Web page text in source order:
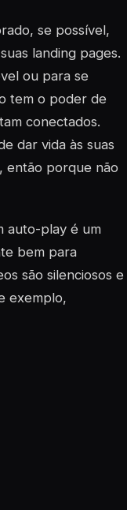
se possível,
landing pages.
ou para se
tem o poder de
conectados.
dar vida às suas
então porque não
auto-play é um
bem para
são silenciosos e
exemplo,